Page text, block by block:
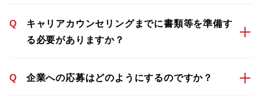
Q
キャリアカウンセリングまでに書類等を準備す
る必要がありますか？
Q 企業への応募はどのようにするのですか？